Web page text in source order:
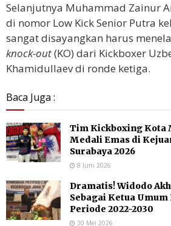
Selanjutnya Muhammad Zainur
di nomor Low Kick Senior Putra
sangat disayangkan harus
knock-out(KO) dari Kickboxer
Khamidullaev di ronde ketiga.
Baca Juga :
Tim Kickboxing Kota
Medali Emas di
Surabaya 2026
8 Juni 2026
Dramatis! Widodo
Sebagai Ketua
Periode 2022-2030
30 Mei 2026